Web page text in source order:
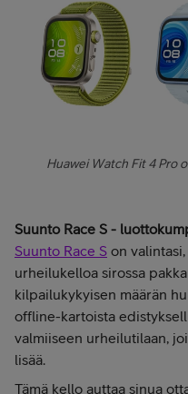
Huawei Watch Fit 4 Pro
Suunto Race S -
Suunto Race S on
urheilukelloa sirossa
kilpailukykyisen määrän
offline-kartoista
valmiiseen urheilutilaan,
lisää.
Tämä kello auttaa sinua